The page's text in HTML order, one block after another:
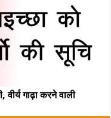
गाढ़ा करने वाली